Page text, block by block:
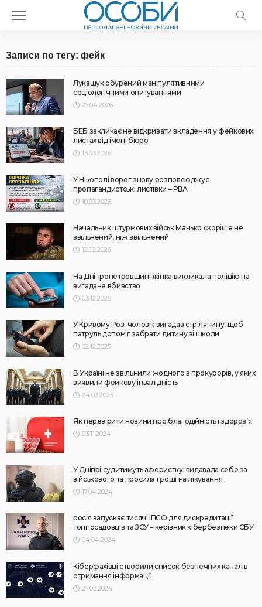
Записи по тегу: фейк
Лукашук обурений маніпулятивними
соціологічними опитуваннями
27.04.2026
БЕБ закликає не відкривати вкладення у фейкових
листах від імені бюро
13.03.2026
У Нікополі ворог знову розповсюджує
пропагандистські листівки – РВА
10.03.2026
Начальник штурмових військ Манько скоріше не
звільнений, ніж звільнений
12.02.2026
На Дніпропетровщині жінка викликала поліцію на
вигадане вбивство
03.12.2025
У Кривому Розі чоловік вигадав стрілянину, щоб
патруль допоміг забрати дитину зі школи
02.12.2025
В Україні не звільнили жодного з прокурорів, у яких
виявили фейкову інвалідність
24.03.2025
Як перевірити новини про благодійність і здоров’я
03.11.2024
У Дніпрі судитимуть аферистку: видавала себе за
військового та просила гроші на лікування
17.04.2024
росія запускає тисячі ІПСО для дискредитації
топпосадовців та ЗСУ – керівник кібербезпеки СБУ
04.04.2024
Кіберфахівці створили список безпечних каналів
отримання інформації
27.03.2024